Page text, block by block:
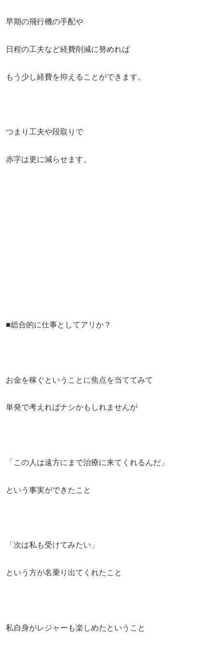
早期の飛行機の手配や
日程の工夫など経費削減に努めれば
もう少し経費を抑えることができます。
つまり工夫や段取りで
赤字は更に減らせます。
■総合的に仕事としてアリか？
お金を稼ぐということに焦点を当ててみて
単発で考えればナシかもしれませんが
「この人は遠方にまで治療に来てくれるんだ」
という事実ができたこと
「次は私も受けてみたい」
という方が名乗り出てくれたこと
私自身がレジャーも楽しめたということ